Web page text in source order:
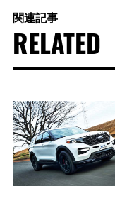
関連記事
RELATED